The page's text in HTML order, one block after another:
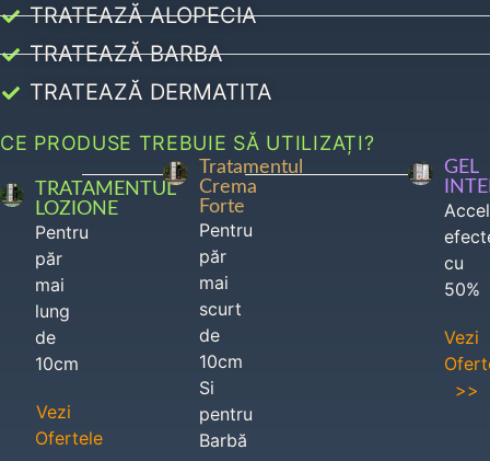
TRATEAZĂ ALOPECIA
TRATEAZĂ BARBA
TRATEAZĂ DERMATITA
CE PRODUSE TREBUIE SĂ UTILIZAȚI?
TRATAMENTUL
LOZIONE
Pentru
păr
mai
lung
de
10cm
Vezi
Ofertele
Tratamentul
Crema
Forte
Pentru
păr
mai
scurt
de
10cm
Si
pentru
Barbă
GEL
cu
50%
Vezi
>>